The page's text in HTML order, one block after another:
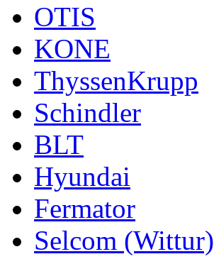
OTIS
KONE
ThyssenKrupp
Schindler
BLT
Hyundai
Fermator
Selcom (Wittur)